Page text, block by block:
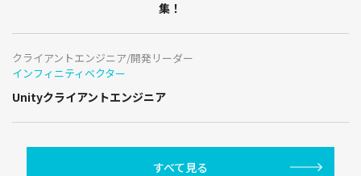
集！
クライアントエンジニア/開発リーダー
インフィニティベクター
Unityクライアントエンジニア
すべて見る